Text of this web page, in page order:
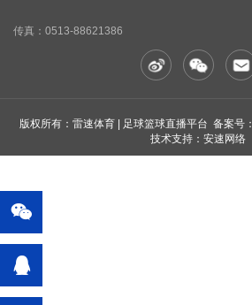
传真： 0513-88621386
版权所有：雷速体育 | 足球篮球直播平台 备案号：
技术支持：安速网络